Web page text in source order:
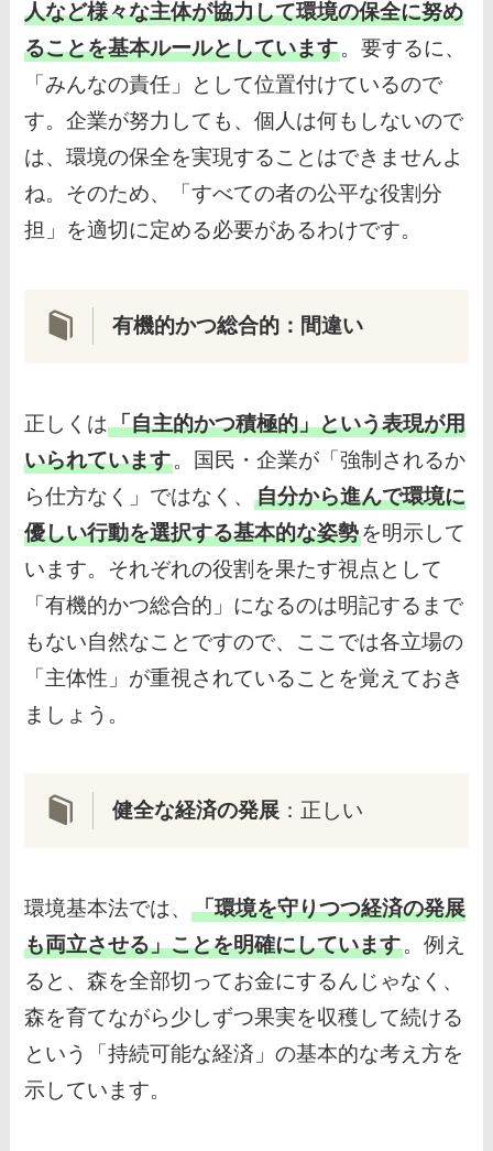
人など様々な主体が協力して環境の保全に努め
ることを基本ルールとしています。要するに、
「みんなの責任」として位置付けているので
す。企業が努力しても、個人は何もしないので
は、環境の保全を実現することはできませんよ
ね。そのため、「すべての者の公平な役割分
担」を適切に定める必要があるわけです。
有機的かつ総合的：間違い
正しくは「自主的かつ積極的」という表現が用
いられています。国民・企業が「強制されるか
ら仕方なく」ではなく、自分から進んで環境に
優しい行動を選択する基本的な姿勢を明示して
います。それぞれの役割を果たす視点として
「有機的かつ総合的」になるのは明記するまで
もない自然なことですので、ここでは各立場の
「主体性」が重視されていることを覚えておき
ましょう。
健全な経済の発展 ：正しい
環境基本法では、「環境を守りつつ経済の発展
も両立させる」ことを明確にしています。例え
ると、森を全部切ってお金にするんじゃなく、
森を育てながら少しずつ果実を収穫して続ける
という「持続可能な経済」の基本的な考え方を
示しています。